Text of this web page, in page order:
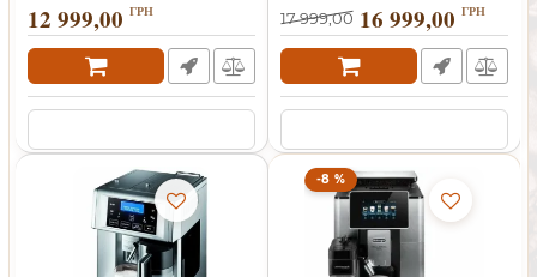
12 999,00 ГРН 17 999,00 16 999,00 ГРН
-8 %